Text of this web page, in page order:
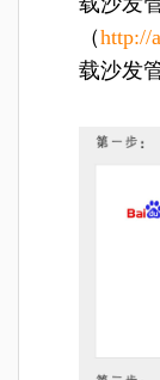
（http://
载沙发